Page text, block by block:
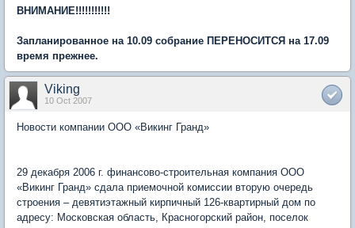
ВНИМАНИЕ!!!!!!!!!!!
Запланированное на 10.09 собрание ПЕРЕНОСИТСЯ на 17.09
время прежнее.
Viking
10 Oct 2007
Новости компании ООО «Викинг Гранд»
29 декабря 2006 г. финансово-строительная компания ООО
«Викинг Гранд» сдала приемочной комиссии вторую очередь
строения – девятиэтажный кирпичный 126-квартирный дом по
адресу: Московская область, Красногорский район, поселок